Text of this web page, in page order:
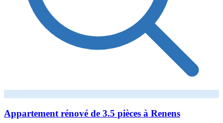
Appartement rénové de 3.5 pièces à Renens